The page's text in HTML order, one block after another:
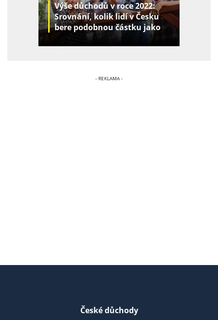
Výše důchodů v roce 2022:
Srovnání, kolik lidí v Česku
bere podobnou částku jako
České důchody